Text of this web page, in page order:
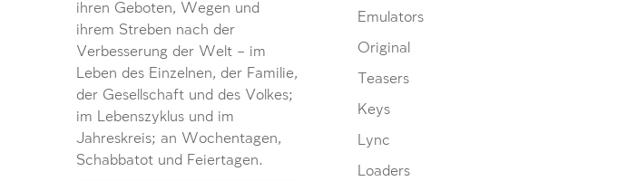
Emulators
Original
Teasers
Keys
Lync
Loaders
ihren Geboten, Wegen und
ihrem Streben nach der
Verbesserung der Welt – im
Leben des Einzelnen, der Familie,
der Gesellschaft und des Volkes;
im Lebenszyklus und im
Jahreskreis; an Wochentagen,
Schabbatot und Feiertagen.